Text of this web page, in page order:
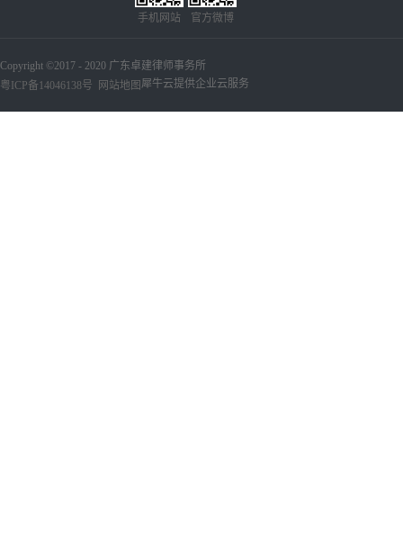
Copyright ©2017 - 2020 广东卓建律师事务所
粤ICP备14046138号 网站地图 犀牛云提供企业云服务
手机网站 官方微博